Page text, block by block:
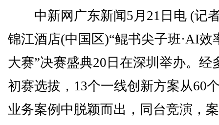
中新网广东新闻5月21日电 (记
锦江酒店(中国区)“鲲书尖子班·AI效
大赛”决赛盛典20日在深圳举办。经
初赛选拔，13个一线创新方案从60
业务案例中脱颖而出，同台竞演，